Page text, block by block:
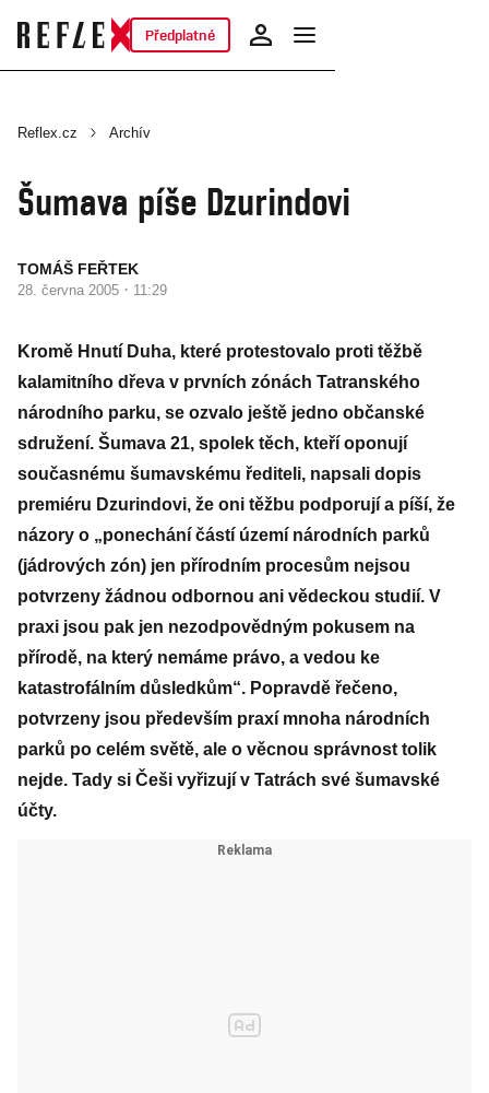
Předplatné
Reflex.cz Archív
Šumava píše Dzurindovi
TOMÁŠ FEŘTEK
28. června 2005 · 11:29
Kromě Hnutí Duha, které protestovalo proti těžbě
kalamitního dřeva v prvních zónách Tatranského
národního parku, se ozvalo ještě jedno občanské
sdružení. Šumava 21, spolek těch, kteří oponují
současnému šumavskému řediteli, napsali dopis
premiéru Dzurindovi, že oni těžbu podporují a píší, že
názory o „ponechání částí území národních parků
(jádrových zón) jen přírodním procesům nejsou
potvrzeny žádnou odbornou ani vědeckou studií. V
praxi jsou pak jen nezodpovědným pokusem na
přírodě, na který nemáme právo, a vedou ke
katastrofálním důsledkům“. Popravdě řečeno,
potvrzeny jsou především praxí mnoha národních
parků po celém světě, ale o věcnou správnost tolik
nejde. Tady si Češi vyřizují v Tatrách své šumavské
účty.